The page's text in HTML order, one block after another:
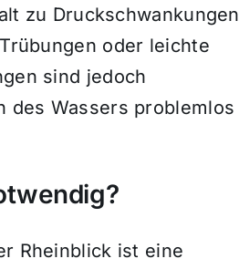
zu Druckschwankungen
oder leichte
sind jedoch
des Wassers problemlos
Rheinblick ist eine